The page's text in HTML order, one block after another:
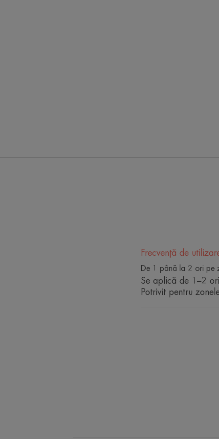
Frecvență de
De 1 până la 2 ori pe
Se aplică de 1–2
Potrivit pentru